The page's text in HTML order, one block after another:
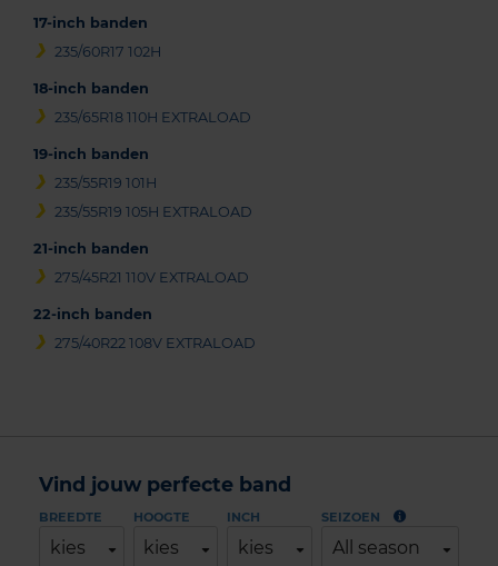
17-inch banden
235/60R17 102H
18-inch banden
235/65R18 110H EXTRALOAD
19-inch banden
235/55R19 101H
235/55R19 105H EXTRALOAD
21-inch banden
275/45R21 110V EXTRALOAD
22-inch banden
275/40R22 108V EXTRALOAD
Vind jouw perfecte band
BREEDTE
kies
HOOGTE
kies
INCH
kies
SEIZOEN
All season